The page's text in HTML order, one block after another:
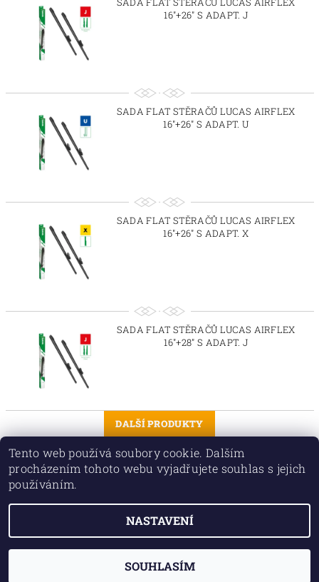
16"+26" S ADAPT. J
SADA FLAT STĚRAČŮ LUCAS AIRFLEX
16"+26" S ADAPT. U
SADA FLAT STĚRAČŮ LUCAS AIRFLEX
16"+26" S ADAPT. X
SADA FLAT STĚRAČŮ LUCAS AIRFLEX
16"+28" S ADAPT. J
DALŠÍ PRODUKTY
1 2 3 ... 6
2026 © TORIO PLUS spol. s r.o., všechna práva vyhrazena
Vytvořil Shoptet
Tento web používá soubory cookie. Dalším
procházením tohoto webu vyjadřujete souhlas s jejich
používáním.
NASTAVENÍ
SOUHLASÍM